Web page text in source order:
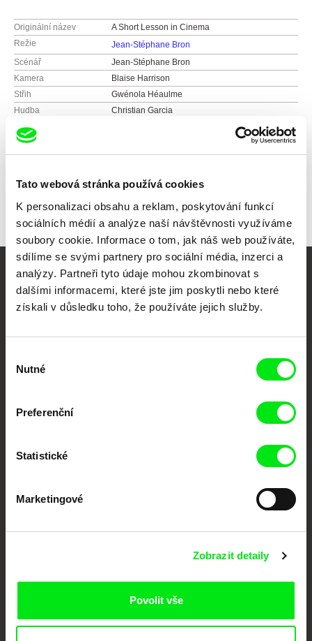
Tato webová stránka používá cookies
K personalizaci obsahu a reklam, poskytování funkcí
sociálních médií a analýze naší návštěvnosti využíváme
soubory cookie. Informace o tom, jak náš web používáte,
sdílíme se svými partnery pro sociální média, inzerci a
analýzy. Partneři tyto údaje mohou zkombinovat s
dalšími informacemi, které jste jim poskytli nebo které
získali v důsledku toho, že používáte jejich služby.
souhlasu
Nutné
Preferenční
Statistické
Marketingové
Zobrazit detaily
Povolit vše
Originální název
A Short Lesson in Cinema
Režie
Jean-Stéphane Bron
Scénář
Jean-Stéphane Bron
Kamera
Blaise Harrison
Střih
Gwénola Héaulme
Hudba
Christian Garcia
Zvuk
Délka
Vaše online
dokumentární kino
Portál DAFilms.cz je výsledkem tvůrčí spolupráce 7 klíčových evropských
festivalů dokumentárního filmu sdružených do Doc Alliance. Naším cílem je
posouvat hranice dokumentárního filmu, propagovat jeho rozmanitost a
Against Gravity